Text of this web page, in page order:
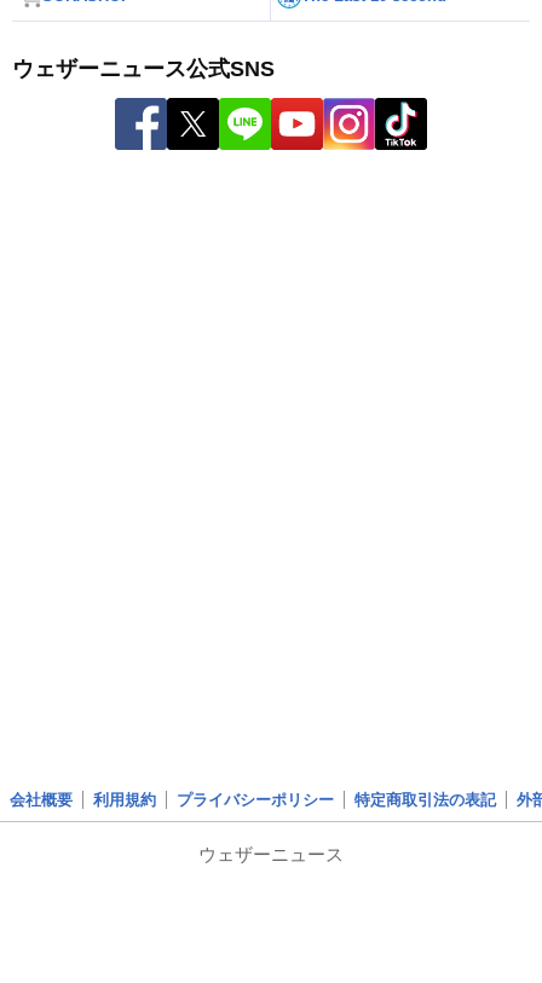
ウェザーニュース公式SNS
会社概要 利用規約 プライバシーポリシー 特定商取引法の表記 外
ウェザーニュース